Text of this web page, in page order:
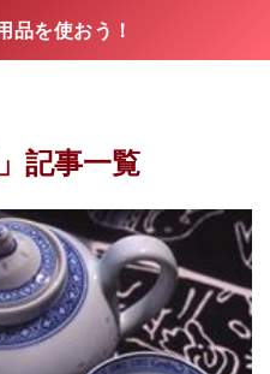
品を使おう！
記事一覧